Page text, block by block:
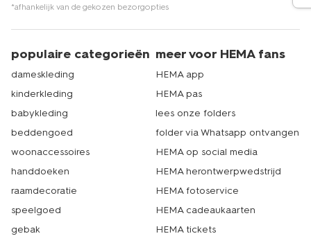
*afhankelijk van de gekozen bezorgopties
populaire categorieën
dameskleding
kinderkleding
babykleding
beddengoed
woonaccessoires
handdoeken
raamdecoratie
speelgoed
gebak
meer voor HEMA fans
HEMA app
HEMA pas
lees onze folders
folder via Whatsapp ontvangen
HEMA op social media
HEMA herontwerpwedstrijd
HEMA fotoservice
HEMA cadeaukaarten
HEMA tickets